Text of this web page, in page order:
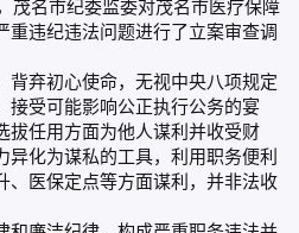
茂名市纪委监委对茂名市医疗保障
重违纪违法问题进行了立案审查调
背弃初心使命，无视中央八项规定
接受可能影响公正执行公务的宴
拔任用方面为他人谋利并收受财
异化为谋私的工具，利用职务便利
、医保定点等方面谋利，并非法收